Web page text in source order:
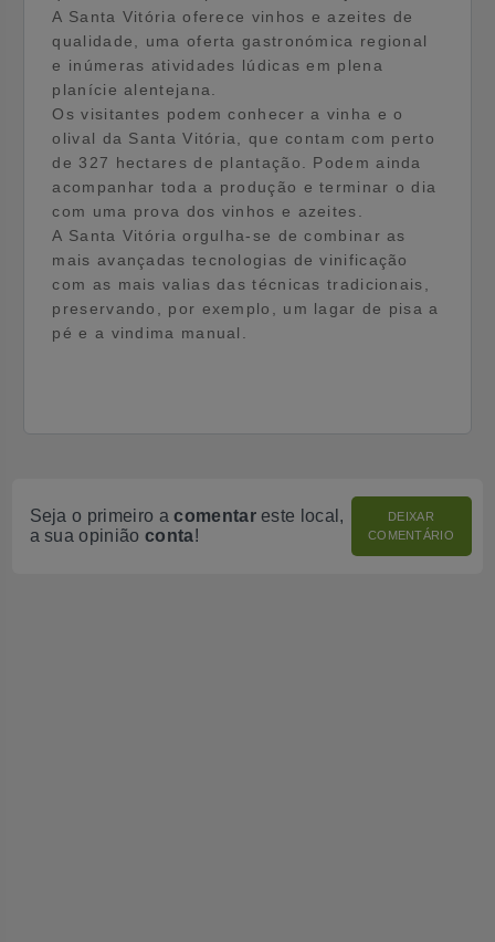
A Santa Vitória oferece vinhos e azeites de
qualidade, uma oferta gastronómica regional
e inúmeras atividades lúdicas em plena
planície alentejana.
Os visitantes podem conhecer a vinha e o
olival da Santa Vitória, que contam com perto
de 327 hectares de plantação. Podem ainda
acompanhar toda a produção e terminar o dia
com uma prova dos vinhos e azeites.
A Santa Vitória orgulha-se de combinar as
mais avançadas tecnologias de vinificação
com as mais valias das técnicas tradicionais,
preservando, por exemplo, um lagar de pisa a
pé e a vindima manual.
Seja o primeiro acomentareste local,
a sua opinião conta!
DEIXAR
COMENTÁRIO